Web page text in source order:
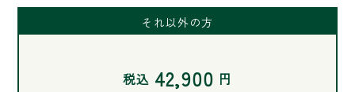
それ以外の方
税込 42,900 円